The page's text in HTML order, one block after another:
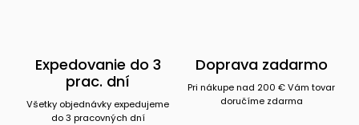
Expedovanie do 3
prac. dní
Všetky objednávky expedujeme
do 3 pracovných dní
Doprava zadarmo
Pri nákupe nad 200 € Vám tovar
doručíme zdarma